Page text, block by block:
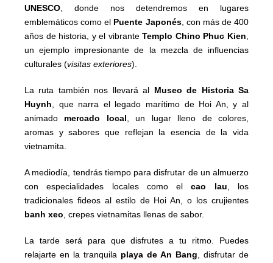
UNESCO, donde nos detendremos en lugares
emblemáticos como el Puente Japonés, con más de 400
años de historia, y el vibranteTemplo Chino Phuc Kien,
un ejemplo impresionante de la mezcla de influencias
culturales (visitas exteriores).
La ruta también nos llevará al Museo de Historia Sa
Huynh, que narra el legado marítimo de Hoi An, y al
animado mercado local, un lugar lleno de colores,
aromas y sabores que reflejan la esencia de la vida
vietnamita.
A mediodía, tendrás tiempo para disfrutar de un almuerzo
con especialidades locales como elcao lau, los
tradicionales fideos al estilo de Hoi An, o los crujientes
banh xeo, crepes vietnamitas llenas de sabor.
La tarde será para que disfrutes a tu ritmo. Puedes
relajarte en la tranquila playa de An Bang, disfrutar de